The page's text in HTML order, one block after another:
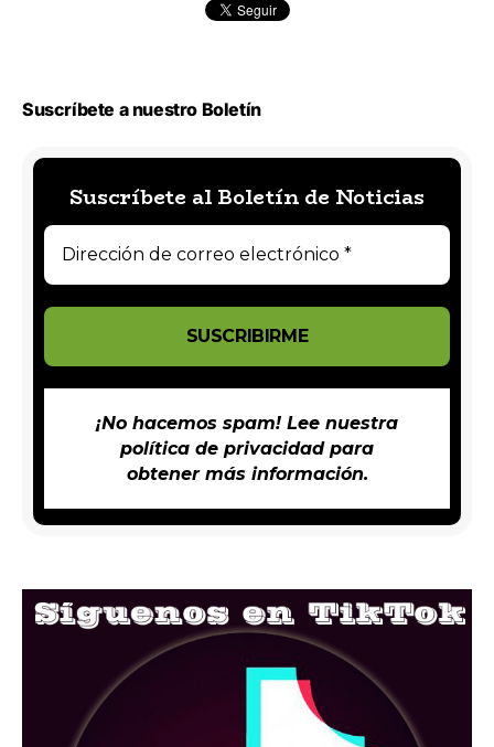
Suscríbete a nuestro Boletín
Suscríbete al Boletín de Noticias
¡No hacemos spam! Lee nuestra
política de privacidadpara
obtener más información.